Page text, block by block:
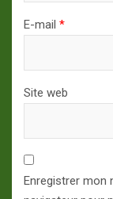
E-mail *
Site web
Enregistrer mon